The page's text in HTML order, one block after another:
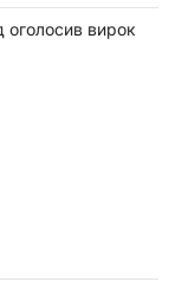
оголосив вирок